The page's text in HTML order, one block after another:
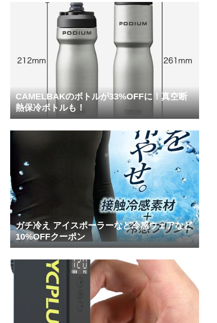
CAMELBAKのボトルが33%OFFに！真空断
熱保冷ボトルも！
ガチ冷え アイスポーラーなど冷感ウェアなど
10%OFFクーポン